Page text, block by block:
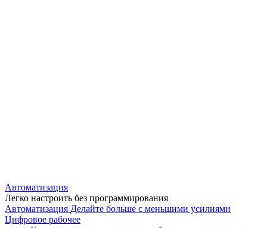
Автоматизация
Легко настроить без программирования
Автоматизация Делайте больше с меньшими усилиями
Цифровое рабочее